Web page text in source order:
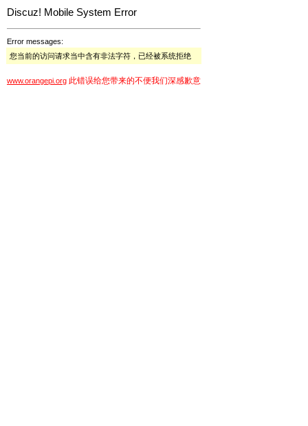
Discuz! Mobile System Error
Error messages:
您当前的访问请求当中含有非法字符，已经被系统拒绝
www.orangepi.org 此错误给您带来的不便我们深感歉意